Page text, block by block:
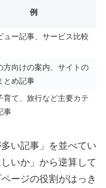
例
ュー記事、サービス比較
方向けの案内、サイトの
とめ記事
育て、旅行など主要カテ
事
い記事」を並べてい
いか」から逆算して
ージの役割がはっき